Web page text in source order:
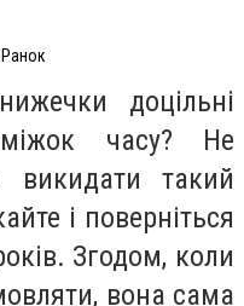
доцільні
часу? Не
викидати такий
і поверніться
Згодом, коли
вона сама